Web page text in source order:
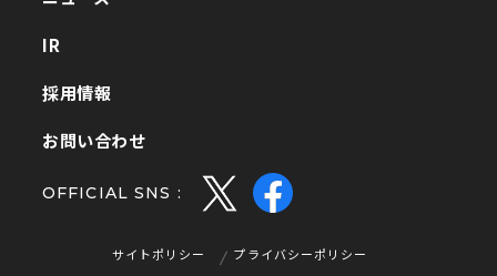
IR
採用情報
お問い合わせ
OFFICIAL SNS :
サイトポリシー
プライバシーポリシー